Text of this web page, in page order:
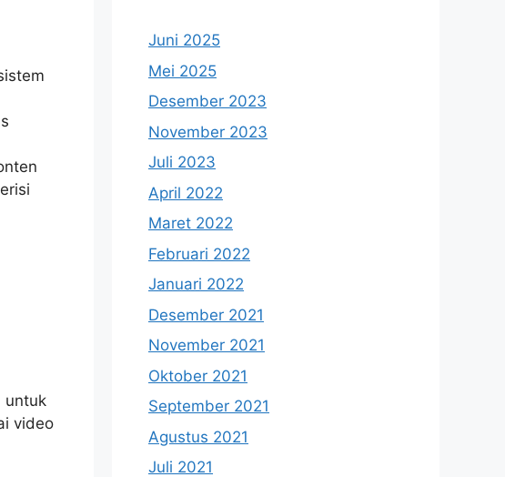
untuk
video
Juni 2025
Mei 2025
Desember 2023
November 2023
Juli 2023
April 2022
Maret 2022
Februari 2022
Januari 2022
Desember 2021
November 2021
Oktober 2021
September 2021
Agustus 2021
Juli 2021